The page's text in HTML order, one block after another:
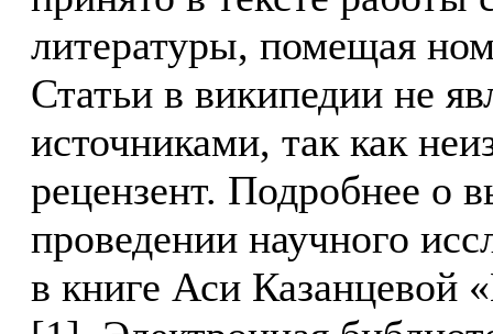
литературы, помещая
Статьи в википедии не
источниками, так как
рецензент. Подробнее о
проведении научного
в книге Аси Казанцевой